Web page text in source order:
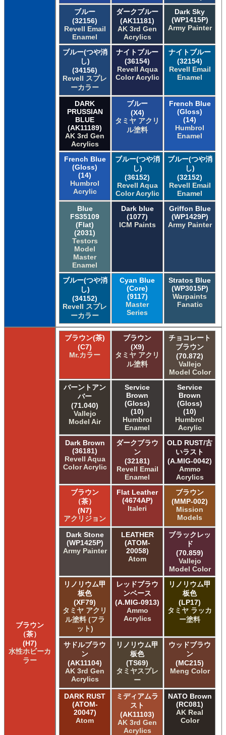
ブルー
(32156)
Revell Email
Enamel
ダークブルー
(AK11181)
AK 3rd Gen
Acrylics
Dark Sky
(WP1415P)
Army Painter
ブルー(つや消
し)
(34156)
Revell スプレ
ーカラー
ナイトブルー
(36154)
Revell Aqua
Color Acrylic
ナイトブルー
(32154)
Revell Email
Enamel
DARK
PRUSSIAN
BLUE
(AK11189)
AK 3rd Gen
Acrylics
ブルー
(X4)
タミヤ アクリ
ル塗料
French Blue
(Gloss)
(14)
Humbrol
Enamel
French Blue
(Gloss)
(14)
Humbrol
Acrylic
ブルー(つや消
し)
(36152)
Revell Aqua
Color Acrylic
ブルー(つや消
し)
(32152)
Revell Email
Enamel
Blue
FS35109
(Flat)
(2031)
Testors
Model
Master
Enamel
Dark blue
(1077)
ICM Paints
Griffon Blue
(WP1429P)
Army Painter
ブルー(つや消
し)
(34152)
Revell スプレ
ーカラー
Cyan Blue
(Core)
(9117)
Master
Series
Stratos Blue
(WP3015P)
Warpaints
Fanatic
ブラウン
（茶）
(H7)
水性ホビーカ
ラー
ブラウン(茶)
(C7)
Mr.カラー
ブラウン
(X9)
タミヤ アクリ
ル塗料
チョコレート
ブラウン
(70.872)
Vallejo
Model Color
バーントアン
バー
(71.040)
Vallejo
Model Air
Service
Brown
(Gloss)
(10)
Humbrol
Enamel
Service
Brown
(Gloss)
(10)
Humbrol
Acrylic
Dark Brown
(36181)
Revell Aqua
Color Acrylic
ダークブラウ
ン
(32181)
Revell Email
Enamel
OLD RUST/古
いラスト
(A.MIG-0042)
Ammo
Acrylics
ブラウン
（茶）
(N7)
アクリジョン
Flat Leather
(4674AP)
Italeri
ブラウン
(MMP-002)
Mission
Models
Dark Stone
(WP1425P)
Army Painter
LEATHER
(ATOM-
20058)
Atom
ブラックレッ
ド
(70.859)
Vallejo
Model Color
リノリウム甲
板色
(XF79)
タミヤ アクリ
ル塗料 (フラ
ット)
レッドブラウ
ンベース
(A.MIG-0913)
Ammo
Acrylics
リノリウム甲
板色
(LP17)
タミヤ ラッカ
ー塗料
サドルブラウ
ン
(AK11104)
AK 3rd Gen
Acrylics
リノリウム甲
板色
(TS69)
タミヤスプレ
ー
ウッドブラウ
ン
(MC215)
Meng Color
DARK RUST
(ATOM-
20047)
Atom
ミディアムラ
スト
(AK11103)
AK 3rd Gen
Acrylics
NATO Brown
(RC081)
AK Real
Color